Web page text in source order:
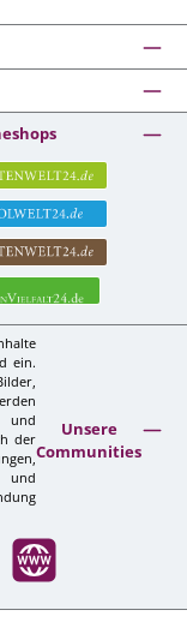
ein.
und
der
und
Unsere
Communities
Website